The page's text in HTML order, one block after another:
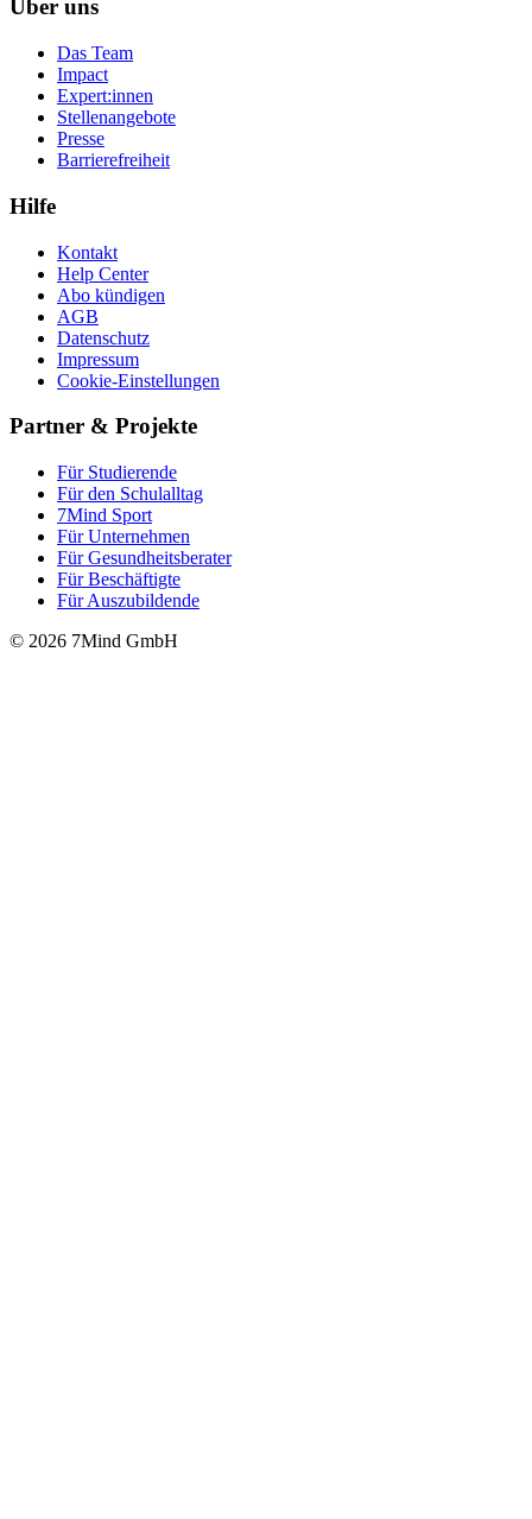
Über uns
Das Team
Impact
Expert:innen
Stellenangebote
Presse
Barrierefreiheit
Hilfe
Kontakt
Help Center
Abo kündigen
AGB
Datenschutz
Impressum
Cookie-Einstellungen
Partner & Projekte
Für Stu­die­rende
Für den Schulalltag
7Mind Sport
Für Unter­neh­men
Für Gesund­heits­be­ra­ter
Für Beschäftigte
Für Auszubildende
© 2026 7Mind GmbH